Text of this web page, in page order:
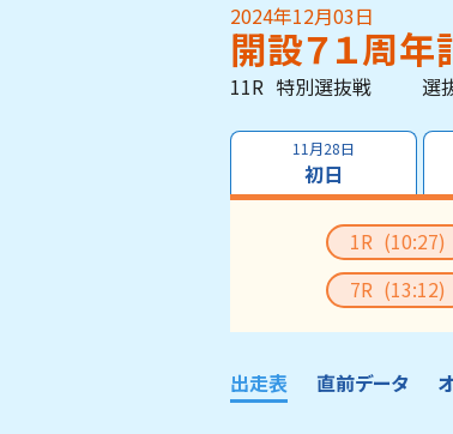
2024年12月03日
開設７１周
11R 特別選抜戦 選
11月28日
初日
1R (10:27)
7R (13:12)
出走表 直前データ